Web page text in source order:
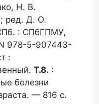
Н. В.
ред. Д. О.
: СПбГПМУ,
978-5-907443-
:
Т.8. :
болезни
— 816 с.